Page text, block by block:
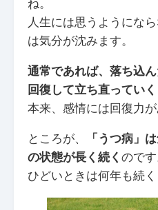
ね。
人生には思うようにな
は気分が沈みます。
通常であれば、落ち込
回復して立ち直ってい
本来、感情には回復力が
ところが、
「うつ病」
の状態が長く続く のです
ひどいときは何年も続く